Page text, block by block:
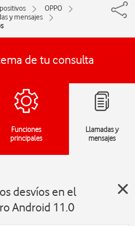
OPPO
y mensajes
de tu consulta
Funciones
principales
Llamadas y
mensajes
desvíos en el
Android 11.0